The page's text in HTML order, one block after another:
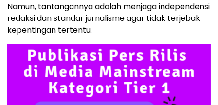
Namun, tantangannya adalah menjaga independensi
redaksi dan standar jurnalisme agar tidak terjebak
kepentingan tertentu.